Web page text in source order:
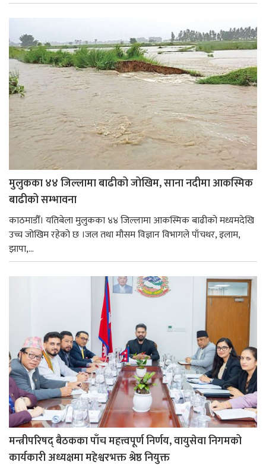
मुलुकका ४४ जिल्लामा बाढीको जोखिम, साना नदीमा आकस्मिक
बाढीको सम्भावना
काठमाडौँ। यतिबेला मुलुकका ४४ जिल्लामा आकस्मिक बाढीको मध्यमदेखि
उच्च जोखिम रहेको छ ।जल तथा मौसम विज्ञान विभागले पाँचथर, इलाम,
झापा,...
मन्त्रीपरिषद् बैठकका पाँच महत्त्वपूर्ण निर्णय, वायुसेवा निगमको
कार्यकारी अध्यक्षमा महेश्वरभक्त श्रेष्ठ नियुक्त